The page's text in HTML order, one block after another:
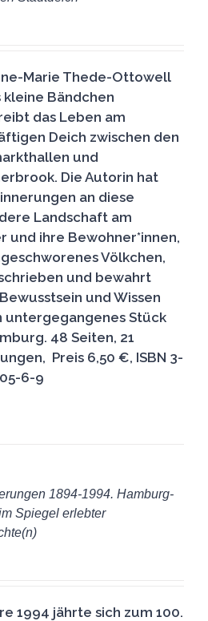
Marie Thede-Ottowell
kleine Bändchen
das Leben am
Deich zwischen den
und
Die Autorin hat
an diese
Landschaft am
und ihre Bewohner*innen,
Völkchen,
und bewahrt
und Wissen
untergegangenes Stück
48 Seiten, 21
Preis 6,50 €, ISBN 3-
6-9
1894-1994. Hamburg-
Spiegel erlebter
1994 jährte sich zum 100.